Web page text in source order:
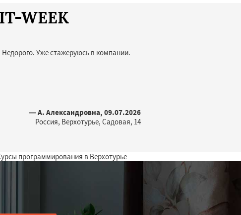
WEEK
Уже стажеруюсь в компании.
— А. Александровна, 09.07.2026
Россия, Верхотурье, Садовая, 14
программирования в Верхотурье